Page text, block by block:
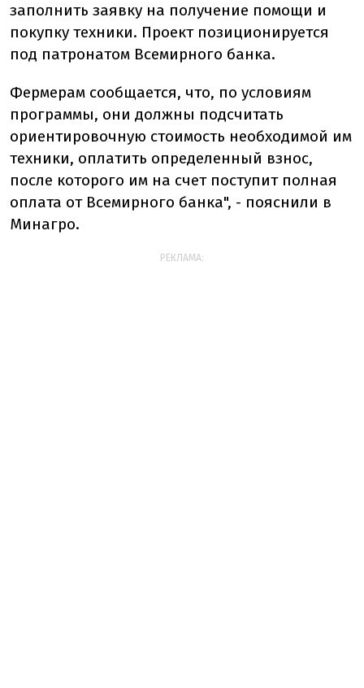
заполнить заявку на получение помощи и
покупку техники. Проект позиционируется
под патронатом Всемирного банка.
Фермерам сообщается, что, по условиям
программы, они должны подсчитать
ориентировочную стоимость необходимой им
техники, оплатить определенный взнос,
после которого им на счет поступит полная
оплата от Всемирного банка", - пояснили в
Минагро.
РЕКЛАМА: